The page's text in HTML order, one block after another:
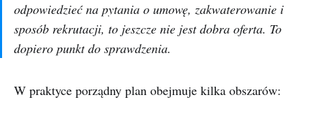
odpowiedzieć na pytania o umowę, zakwaterowanie i
sposób rekrutacji, to jeszcze nie jest dobra oferta. To
dopiero punkt do sprawdzenia.
W praktyce porządny plan obejmuje kilka obszarów: